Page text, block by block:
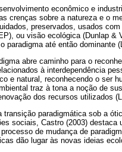
econômico e
crenças sobre a natureza e o
preservados, usados
ou visão ecológica (Dunlap &
paradigma até então dominante
abre caminho para o
à interdependência
e natural, reconhecendo o ser
traz à tona a noção de
dos recursos utilizados
transição paradigmática sob a
sociais, Castro (2003)
de mudança de
dão lugar às novas ideias